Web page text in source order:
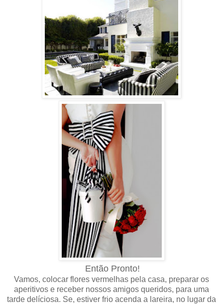
Então Pronto!
Vamos, colocar flores vermelhas pela casa, preparar os
aperitivos e receber nossos amigos queridos, para uma
tarde delíciosa. Se, estiver frio acenda a lareira, no lugar da